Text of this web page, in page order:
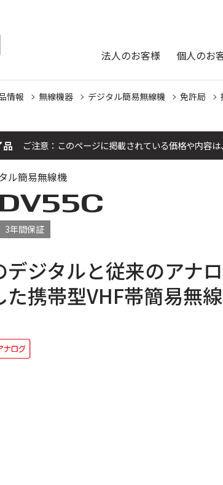
法人のお客様 個人のお
情報 無線機器 デジタル簡易無線機 免許局
品 ご注意：このページに掲載されている価格や内容は
ル簡易無線機
DV55C
3年間保証
デジタルと従来のアナ
携帯型VHF帯簡易無線